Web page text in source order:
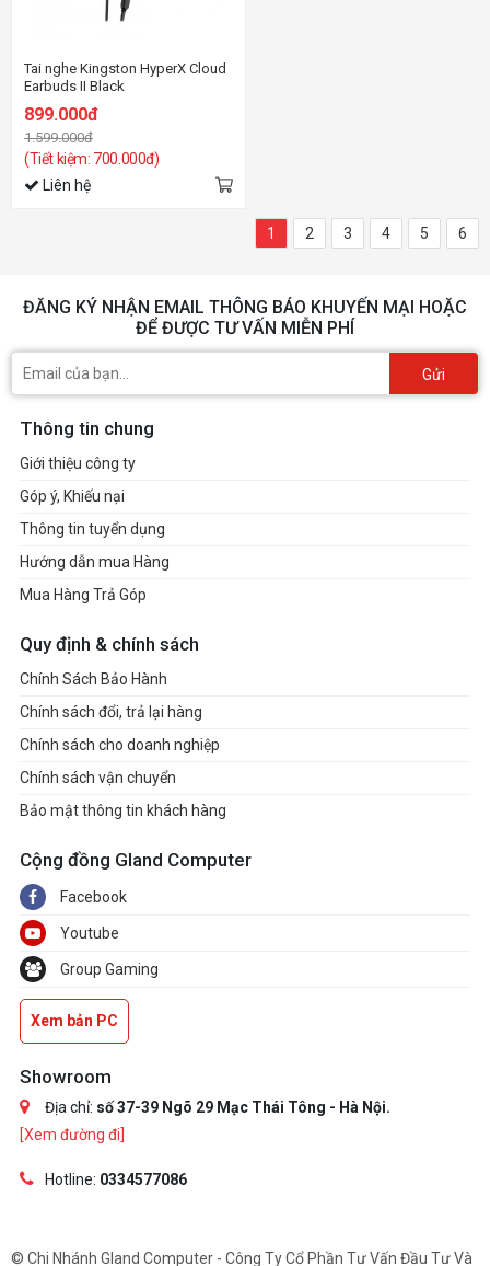
Tai nghe Kingston HyperX Cloud
Earbuds II Black
899.000đ
1.599.000đ
(Tiết kiệm: 700.000đ)
Liên hệ
1 2 3 4 5 6
ĐĂNG KÝ NHẬN EMAIL THÔNG BÁO KHUYẾN MẠI HOẶC
ĐỂ ĐƯỢC TƯ VẤN MIỄN PHÍ
Gửi
Thông tin chung
Giới thiệu công ty
Góp ý, Khiếu nại
Thông tin tuyển dụng
Hướng dẫn mua Hàng
Mua Hàng Trả Góp
Quy định & chính sách
Chính Sách Bảo Hành
Chính sách đổi, trả lại hàng
Chính sách cho doanh nghiệp
Chính sách vận chuyển
Bảo mật thông tin khách hàng
Cộng đồng Gland Computer
Facebook
Youtube
Group Gaming
Xem bản PC
Showroom
Địa chỉ: số 37-39 Ngõ 29 Mạc Thái Tông - Hà Nội.
[Xem đường đi]
Hotline: 0334577086
© Chi Nhánh Gland Computer - Công Ty Cổ Phần Tư Vấn Đầu Tư Và